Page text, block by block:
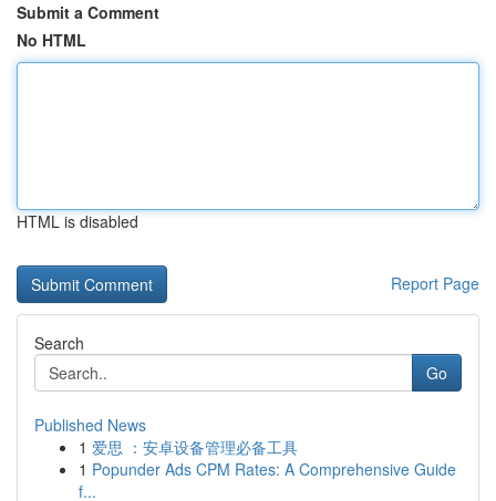
Submit a Comment
No HTML
HTML is disabled
Report Page
Search
Go
Published News
1 爱思 ：安卓设备管理必备工具
1 Popunder Ads CPM Rates: A Comprehensive Guide
f...